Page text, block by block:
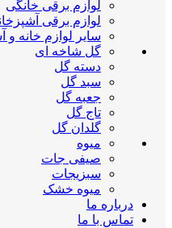
لوازم برقی خانگی
لوازم برقی
سایر لوازم خانه و
گل شاخه ای
دسته گل
سبد گل
جعبه گل
تاج گل
گلدان گل
میوه
صیفی جات
سبزیجات
میوه خشک
درباره ما
تماس با ما